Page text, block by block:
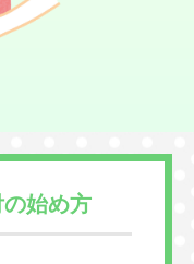
始め方